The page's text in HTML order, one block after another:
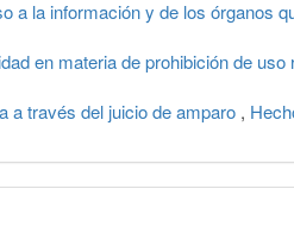
a la información y de los órganos
en materia de prohibición de
a través del juicio de amparo ,